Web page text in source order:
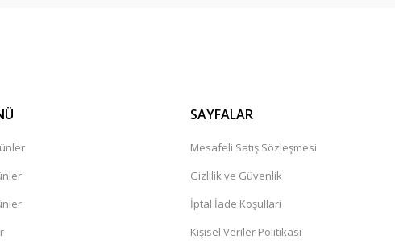
SAYFALAR
Mesafeli Satış Sözleşmesi
Gizlilik ve Güvenlik
İptal İade Koşullari
Kişisel Veriler Politikası